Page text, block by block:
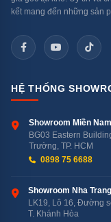
Xem chi tiết:
Kocher chi tiết
kết mang đến những sản
HỆ THỐNG
Showroom Miền
BG03 Eastern
Trường, TP. HCM
0898 75 6688
Showroom Nha
LK19, Lô 16, Đường
T. Khánh Hòa